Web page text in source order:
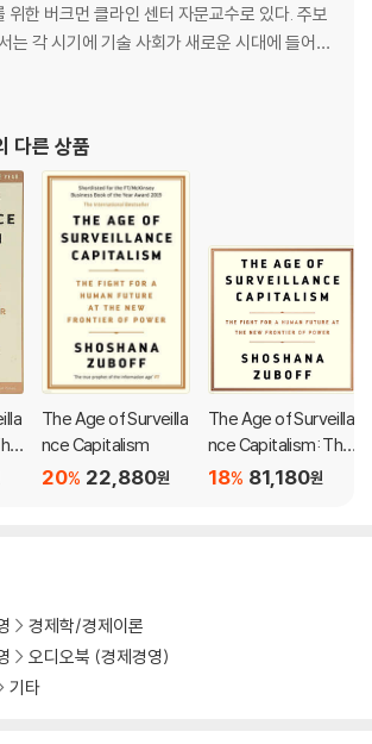
되는 것. 이것이 쇼샤나 주보프가 말하는 유비쿼터스
.
해 비인간적이고 통제적인 권력에 우리의 삶을 내주
샤나 주보프는 조지 오웰의 경고에 응답해야 한다
경험을 하찮게 취급하며 매 순간 우리의 삶의 조각
적 흐름에 맞서야 한다는 것이다.
의 쿠데타는 이미 시작됐다. 우리는 불가피한 사용
수 없다. 그렇다면 우리의 본성을 지킬 권리, 무분별
할 권리는 어떻게 지킬 수 있을까? 쇼샤나 주보프는
것에 대해 의문을 제기하고 분노할 것을 주문한다.
힘은 결국 인간에게서 나온다는 것이다.
희생양은 말 못하는 자연이었다. 그러나 감시 자본
은 것은 인간, 힘껏 목소리를 낼 수 있는 인간이다. 이
감시 자본주의 시대를 살아가는 모두가 듣길 바라며
humanity posed by the digital future, the fir
of the unprecedented form of power
capitalism, and the quest by powerful corp
breadth and depth enable her to come to
political, business, and technological me
위한 버크먼 클라인 센터 자문교수로 있다. 주보
는 각 시기에 기술 사회가 새로운 시대에 들어섰
대 말에 출간된 《스마트 기계의 시대》는 컴퓨터
업장을 혁명적으로 변화시킬 것인지를 예견했다.
. 21세기 초에 쓴 《지원
다른 상품
The Age of Surveilla
nce Capitalism
22,880원
20%
The Age of Surveilla
nce Capitalism: The
Fight for a Human Fu
81,180원
18%
경제학/경제이론
오디오북 (경제경영)
기타